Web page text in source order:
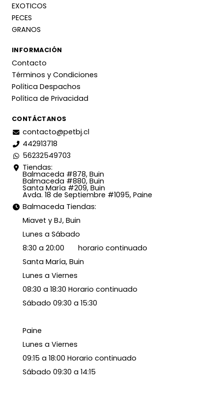
EXOTICOS
PECES
GRANOS
INFORMACIÓN
Contacto
Términos y Condiciones
Política Despachos
Política de Privacidad
CONTÁCTANOS
contacto@petbj.cl
442913718
56232549703
Tiendas:
Balmaceda #878, Buin
Balmaceda #880, Buin
Santa María #209, Buin
Avda. 18 de Septiembre #1095, Paine
Balmaceda Tiendas:
Miavet y BJ, Buin
Lunes a Sábado
8:30 a 20:00 horario continuado
Santa María, Buin
Lunes a Viernes
08:30 a 18:30 Horario continuado
Sábado 09:30 a 15:30
Paine
Lunes a Viernes
09:15 a 18:00 Horario continuado
Sábado 09:30 a 14:15